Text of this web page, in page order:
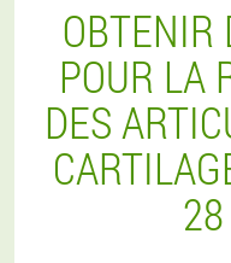
OBTENIR
POUR LA
DES